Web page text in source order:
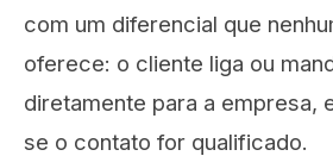
com um diferencial que
oferece: o cliente liga ou
diretamente para a empresa,
se o contato for qualificado.